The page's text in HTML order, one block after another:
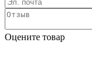
Оцените товар